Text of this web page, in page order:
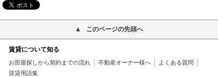
このページの先頭へ
賃貸について知る
お部屋探しから契約までの流れ 不動産オーナー様へ
よくある質問
賃貸用語集